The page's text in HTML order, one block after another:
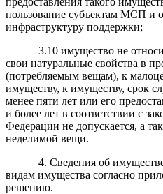
пользование субъектам МСП и
инфраструктуру поддержки;
3.10 имущество не
свои натуральные свойства в
(потребляемым вещам), к
имуществу, к имуществу, срок
менее пяти лет или его
и более лет в соответствии с
Федерации не допускается, а
неделимой вещи.
4. Сведения об
видам имущества согласно
решению.